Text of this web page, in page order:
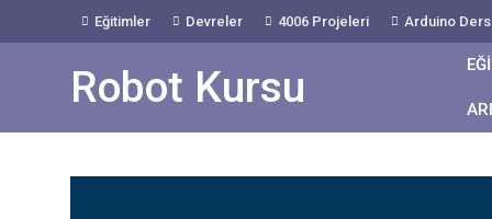
Eğitimler Devreler 4006 Projeleri Arduino
Robot Kursu